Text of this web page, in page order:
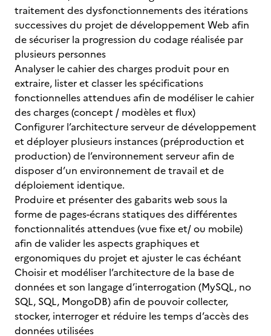
traitement des dysfonctionnements des itérations
successives du projet de développement Web afin
de sécuriser la progression du codage réalisée par
plusieurs personnes
Analyser le cahier des charges produit pour en
extraire, lister et classer les spécifications
fonctionnelles attendues afin de modéliser le cahier
des charges (concept / modèles et flux)
Configurer l’architecture serveur de développement
et déployer plusieurs instances (préproduction et
production) de l’environnement serveur afin de
disposer d’un environnement de travail et de
déploiement identique.
Produire et présenter des gabarits web sous la
forme de pages-écrans statiques des différentes
fonctionnalités attendues (vue fixe et/ ou mobile)
afin de valider les aspects graphiques et
ergonomiques du projet et ajuster le cas échéant
Choisir et modéliser l’architecture de la base de
données et son langage d’interrogation (MySQL, no
SQL, SQL, MongoDB) afin de pouvoir collecter,
stocker, interroger et réduire les temps d’accès des
données utilisées